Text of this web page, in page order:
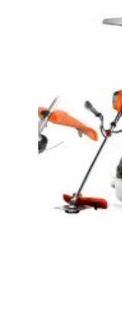
Садовая